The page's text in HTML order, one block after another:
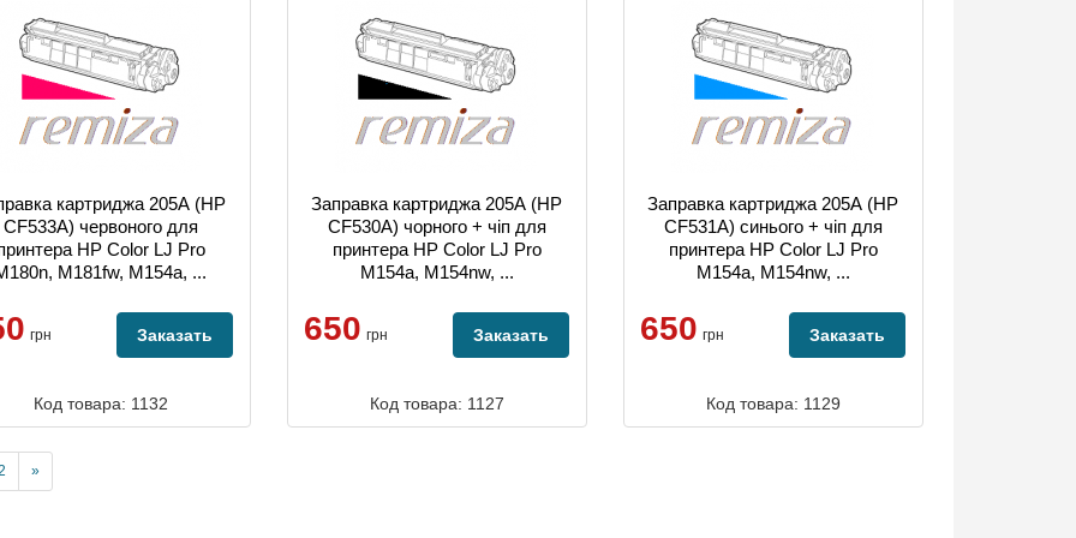
картриджа 205А (HP
CF533A) червоного для
HP Color LJ Pro
M181fw, M154a, ...
грн Заказать
Код товара: 1132
Заправка картриджа 205А (HP
CF530A) чорного + чіп для
принтера HP Color LJ Pro
M154a, M154nw, ...
650 грн Заказать
Код товара: 1127
Заправка картриджа 205А (HP
CF531A) синього + чіп для
принтера HP Color LJ Pro
M154a, M154nw, ...
650 грн Заказать
Код товара: 1129
»